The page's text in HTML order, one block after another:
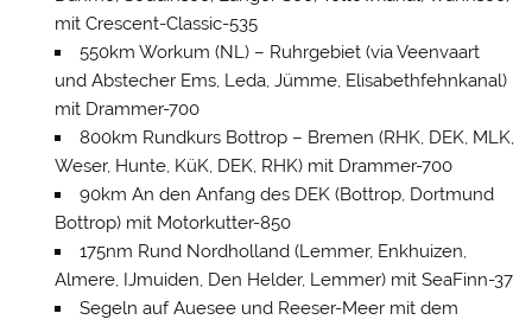
mit Crescent-Classic-535
550km Workum (NL) – Ruhrgebiet (via Veenvaart
und Abstecher Ems, Leda, Jümme, Elisabethfehnkanal)
mit Drammer-700
800km Rundkurs Bottrop – Bremen (RHK, DEK, MLK,
Weser, Hunte, KüK, DEK, RHK) mit Drammer-700
90km An den Anfang des DEK (Bottrop, Dortmund
Bottrop) mit Motorkutter-850
175nm Rund Nordholland (Lemmer, Enkhuizen,
Almere, IJmuiden, Den Helder, Lemmer) mit SeaFinn-37
Segeln auf Auesee und Reeser-Meer mit dem